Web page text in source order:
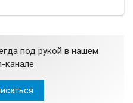
под рукой в нашем
канале